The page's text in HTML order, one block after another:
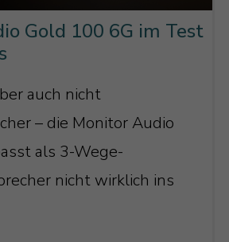
Gold 100 6G im Test
auch nicht
– die Monitor Audio
als 3-Wege-
nicht wirklich ins